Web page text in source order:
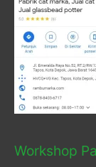
Workshop